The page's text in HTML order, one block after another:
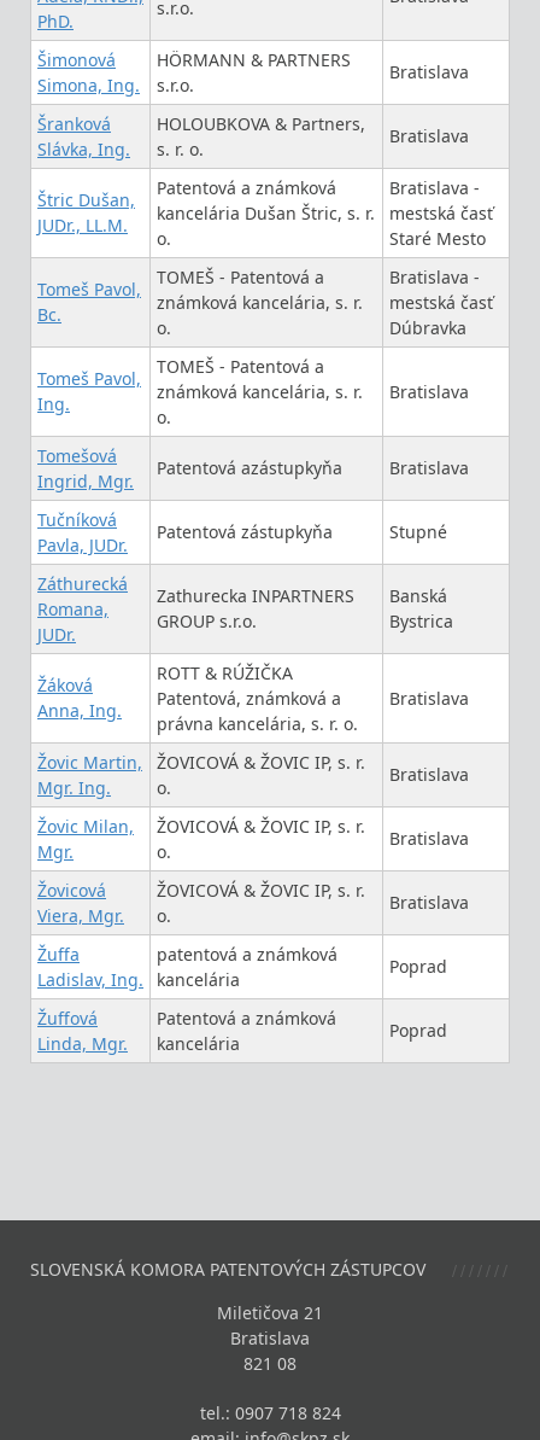
PhD.
s.r.o.
Šimonová
Simona, Ing.
HÖRMANN & PARTNERS
s.r.o.
Bratislava
Šranková
Slávka, Ing.
HOLOUBKOVA & Partners,
s. r. o.
Bratislava
Štric Dušan,
JUDr., LL.M.
Patentová a známková
kancelária Dušan Štric, s. r.
o.
Bratislava -
mestská časť
Staré Mesto
Tomeš Pavol,
Bc.
TOMEŠ - Patentová a
známková kancelária, s. r.
o.
Bratislava -
mestská časť
Dúbravka
Tomeš Pavol,
Ing.
TOMEŠ - Patentová a
známková kancelária, s. r.
o.
Bratislava
Tomešová
Ingrid, Mgr.
Patentová azástupkyňa Bratislava
Tučníková
Pavla, JUDr.
Patentová zástupkyňa Stupné
Záthurecká
Romana,
JUDr.
Zathurecka INPARTNERS
GROUP s.r.o.
Banská
Bystrica
Žáková
Anna, Ing.
ROTT & RÚŽIČKA
Patentová, známková a
právna kancelária, s. r. o.
Bratislava
Žovic Martin,
Mgr. Ing.
ŽOVICOVÁ & ŽOVIC IP, s. r.
o.
Bratislava
Žovic Milan,
Mgr.
ŽOVICOVÁ & ŽOVIC IP, s. r.
o.
Bratislava
Žovicová
Viera, Mgr.
ŽOVICOVÁ & ŽOVIC IP, s. r.
o.
Bratislava
Žuffa
Ladislav, Ing.
patentová a známková
kancelária
Poprad
Žuffová
Linda, Mgr.
Patentová a známková
kancelária
Poprad
SLOVENSKÁ KOMORA PATENTOVÝCH ZÁSTUPCOV
Miletičova 21
Bratislava
821 08
tel.: 0907 718 824